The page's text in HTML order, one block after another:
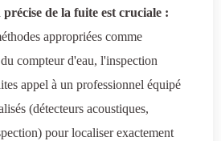
de la fuite est cruciale :
appropriées comme
compteur d'eau, l'inspection
appel à un professionnel équipé
(détecteurs acoustiques,
pour localiser exactement